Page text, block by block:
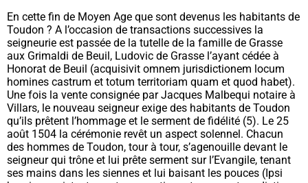
En cette fin de Moyen Age que sont devenus les habitants de
Toudon ? A l’occasion de transactions successives la
seigneurie est passée de la tutelle de la famille de Grasse
aux Grimaldi de Beuil, Ludovic de Grasse l’ayant cédée à
Honorat de Beuil (acquisivit omnem jurisdictionem locum
homines castrum et totum territoriam quam et quod habet).
Une fois la vente consignée par Jacques Malbequi notaire à
Villars, le nouveau seigneur exige des habitants de Toudon
qu’ils prêtent l’hommage et le serment de fidélité (5). Le 25
août 1504 la cérémonie revêt un aspect solennel. Chacun
des hommes de Toudon, tour à tour, s’agenouille devant le
seigneur qui trône et lui prête serment sur l’Evangile, tenant
ses mains dans les siennes et lui baisant les pouces (Ipsi